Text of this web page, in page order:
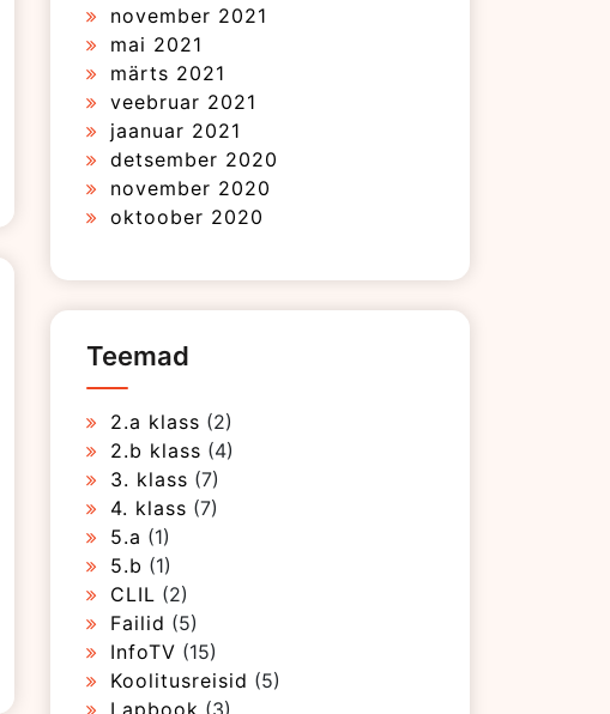
november 2021
mai 2021
märts 2021
veebruar 2021
jaanuar 2021
detsember 2020
november 2020
oktoober 2020
Teemad
2.a klass (2)
2.b klass (4)
3. klass (7)
4. klass (7)
5.a (1)
5.b (1)
CLIL (2)
Failid (5)
InfoTV (15)
Koolitusreisid (5)
Lapbook (3)